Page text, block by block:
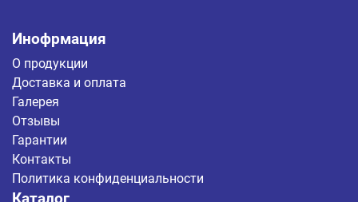
Инофрмация
О продукции
Доставка и оплата
Галерея
Отзывы
Гарантии
Контакты
Политика конфиденциальности